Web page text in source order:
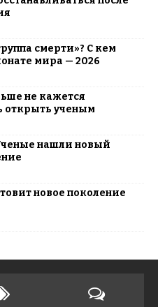
смерти»? С кем
мира — 2026
не кажется
открыть ученым
нашли новый
новое поколение